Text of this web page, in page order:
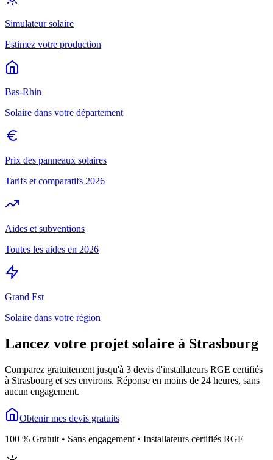
Simulateur solaire
Estimez votre production
Bas-Rhin
Solaire dans votre département
Prix des panneaux solaires
Tarifs et comparatifs 2026
Aides et subventions
Toutes les aides en 2026
Grand Est
Solaire dans votre région
Lancez votre projet solaire à Strasbourg
Comparez gratuitement jusqu'à 3 devis d'installateurs RGE certifiés
à Strasbourg et ses environs. Réponse en moins de 24 heures, sans
aucun engagement.
Obtenir mes devis gratuits
100 % Gratuit • Sans engagement • Installateurs certifiés RGE